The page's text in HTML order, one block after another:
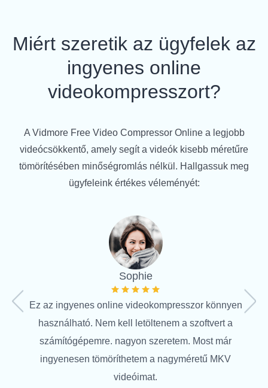
programot (elérhető Windows, Mac, Linux és Mobile
verziók) a tömörített videók lejátszásához.
Miért szeretik az ügyfelek az
ingyenes online
videokompresszort?
A Vidmore Free Video Compressor Online a legjobb
videócsökkentő, amely segít a videók kisebb méretűre
tömörítésében minőségromlás nélkül. Hallgassuk meg
ügyfeleink értékes véleményét:
Sophie
Ez az ingyenes online videokompresszor könnyen
használható. Nem kell letöltenem a szoftvert a
számítógépemre. nagyon szeretem. Most már
ingyenesen tömöríthetem a nagyméretű MKV
videóimat.
kell